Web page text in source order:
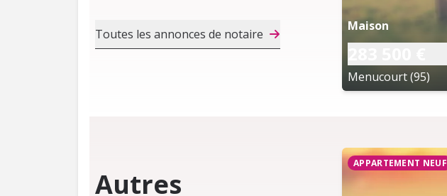
Toutes les annonces de notaire
Maison
Menucourt (95)
Autres
APPARTEMENT NEUF